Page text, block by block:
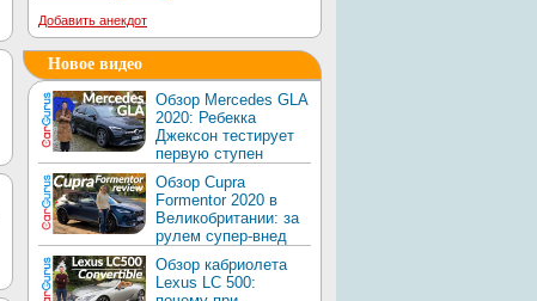
Добавить анекдот
Новое видео
Обзор Mercedes GLA
2020: Ребекка
Джексон тестирует
первую ступен
Обзор Cupra
Formentor 2020 в
Великобритании: за
рулем супер-внед
Обзор кабриолета
Lexus LC 500: